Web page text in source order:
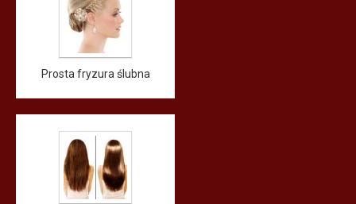
Prosta fryzura ślubna